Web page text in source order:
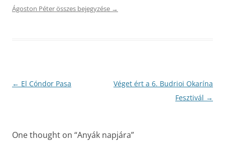
Ágoston Péter összes bejegyzése →
Bejegyzés
← El Cóndor Pasa
Véget ért a 6. Budrioi Okarína
Fesztivál →
One thought on “Anyák napjára”